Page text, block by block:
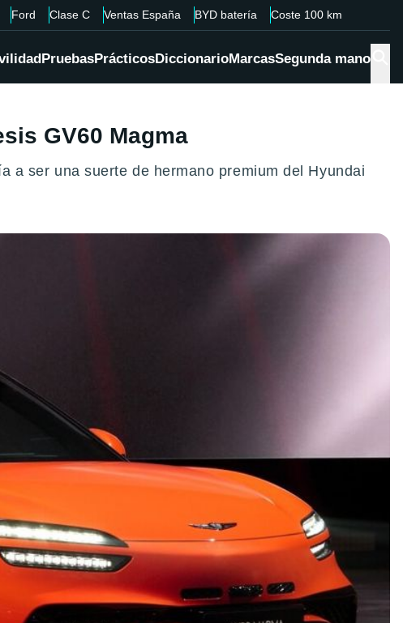
Ford Clase C Ventas España BYD batería Coste 100 km
PruebasPrácticosDiccionarioMarcasSegunda mano
GV60 Magma
a ser una suerte de hermano premium del Hyundai